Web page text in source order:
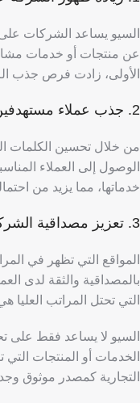
السيو يساعد الشركات
عن منتجات أو خدمات
الأولى، زادت فرص جذب
2. جذب عملاء مستهدفين
من خلال تحسين الكلمات
الوصول إلى العملاء
خدماتها، مما يزيد من
3. تعزيز مصداقية الشركة
المواقع التي تظهر في
بالمصداقية والثقة لدى
التي تحتل المراتب العليا
السيو لا يساعد فقط على
الخدمات أو المنتجات
التجارية كمصدر موثوق